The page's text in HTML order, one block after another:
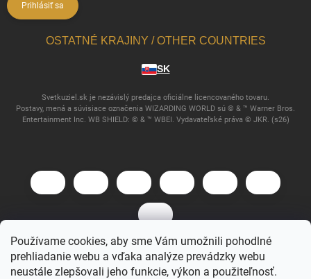
Používame cookies, aby sme Vám umožnili pohodlné
prehliadanie webu a vďaka analýze prevádzky webu
neustále zlepšovali jeho funkcie, výkon a použiteľnosť.
Prihlásiť sa
OSTATNÉ KRAJINY / OTHER COUNTRIES
SK
Svetkuziel.sk je nezávislý predajca oficiálne licencovaného tovaru.
Postavy, mená a súvisiace označenia WIZARDING WORLD sú © & ™ Warner Bros.
Entertainment Inc. WB SHIELD: © & ™ WBEI. Vydavateľské práva © JKR. (s26)
. Všetky práva vyhradené.